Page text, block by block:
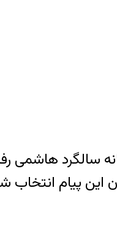
سالگرد
این پیام